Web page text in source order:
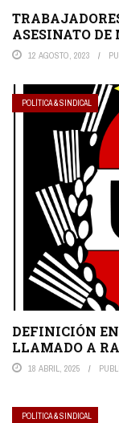
ASESINATO DE
12 AGOSTO, 2023
POLÍTICA & SINDICAL
DEFINICIÓN
LLAMADO A
18 ABRIL, 2025
POLÍTICA & SINDICAL